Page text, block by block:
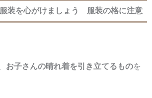
装を心がけましょう 服装の格に注意
お子さんの晴れ着を引き立てるものを